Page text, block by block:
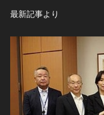
最新記事より